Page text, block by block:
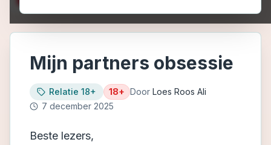
Mijn partners obsessie
Relatie 18+ 18+ Door Loes Roos Ali
7 december 2025
Beste lezers,